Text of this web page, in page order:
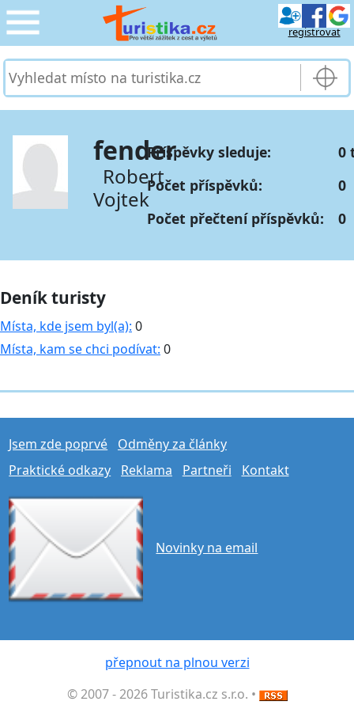
registrovat
CESTOVÁNÍ
SLUŽBY & DOPRAVA ›
PRO TURISTY ›
MOJE TURISTIKA ›
fender
Robert
Vojtek
Příspěvky sleduje:
0
Počet příspěvků:
0
Počet přečtení příspěvků:
0
Deník turisty
Místa, kde jsem byl(a): 0
Místa, kam se chci podívat: 0
Jsem zde poprvé
Odměny za články
Praktické odkazy
Reklama Partneři Kontakt
Novinky na email
přepnout na plnou verzi
© 2007 - 2026 Turistika.cz s.r.o. •